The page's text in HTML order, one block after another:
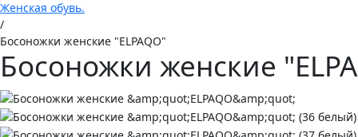
Женская обувь.
/
Босоножки женские "ELPAQO"
Босоножки женские